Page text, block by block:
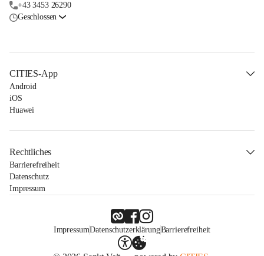
+43 3453 26290
Geschlossen
CITIES-App
Android
iOS
Huawei
Rechtliches
Barrierefreiheit
Datenschutz
Impressum
ImpressumDatenschutzerklärungBarrierefreiheit